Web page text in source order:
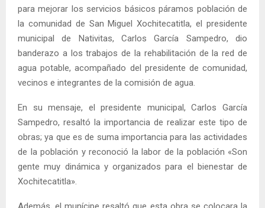
para mejorar los servicios básicos páramos población de
la comunidad de San Miguel Xochitecatitla, el presidente
municipal de Nativitas, Carlos García Sampedro, dio
banderazo a los trabajos de la rehabilitación de la red de
agua potable, acompañado del presidente de comunidad,
vecinos e integrantes de la comisión de agua.
En su mensaje, el presidente municipal, Carlos García
Sampedro, resaltó la importancia de realizar este tipo de
obras; ya que es de suma importancia para las actividades
de la población y reconoció la labor de la población «Son
gente muy dinámica y organizados para el bienestar de
Xochitecatitla».